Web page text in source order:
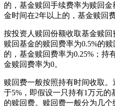
的，基金赎回手续费率为赎回
金时间在2年以上的，基金赎回费
按投资人赎回份额收取基金赎
赎回基金的赎回费率为0.5%的
的，基金赎回费率为0.25%；持
金赎回费率为0。
赎回费一般按照持有时间收取
于5%，即假设一只持有1万元的
的赎回费。赎回费一般分为几个